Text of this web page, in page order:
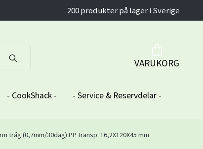
200 produkter på lager i Sverige
VARUKORG
- CookShack -
- Service & Reservdelar -
tråg (0,7mm/30dag) PP transp. 16,2X120X45 mm